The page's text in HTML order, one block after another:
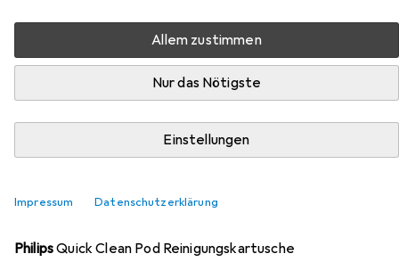
Allem zustimmen
Nur das Nötigste
Einstellungen
Impressum Datenschutzerklärung
Zubehör Haarentfernung
Relevanz
Produktliste
Zubehör Haarentfernung
PhilipsQuick Clean Pod Reinigungskartusche